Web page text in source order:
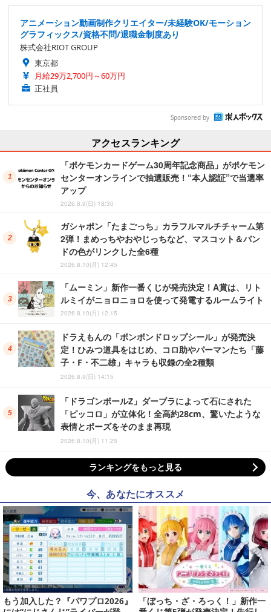
アニメーション動画制作クリエイター/未経験OK/モーション
グラフィックス/資格不問/退職金制度あり
株式会社RIOT GROUP
東京都
月給29万2,700円～60万円
正社員
Sponsored by
アクセスランキング
「ポケモンカードゲーム30周年記念商品」がポケモン
センターオンラインで抽選販売！“本人認証”で当選率
アップ
2026.8.9(日) 18:30
ガシャポン「たまごっち」カラフルマルチチャーム第
2弾！まめっちやおやじっちなど、マスコット＆バン
ドの色がリンクした全6種
2026.8.10(月) 12:45
「ムーミン」新作一番くじが発売決定！A賞は、リト
ルミイがニョロニョロを使って発電するルームライト
2026.8.10(月) 12:15
ドラえもんの「ボンボンドロップシール」が発売決
定！ひみつ道具をはじめ、コロ助やパーマンたち「藤
子・F・不二雄」キャラも収録の全2種類
2026.8.9(日) 14:15
「ドラゴンボールZ」ダーブラによって石にされた
「ピッコロ」が立体化！全高約28cm、驚いたような
表情とポーズをそのまま再現
2026.8.10(月) 11:25
ランキングをもっと見る
今、あなたにオススメ
もう加入した？『パワプロ2026』
「ぼっち・ざ・ろっく！」新作一